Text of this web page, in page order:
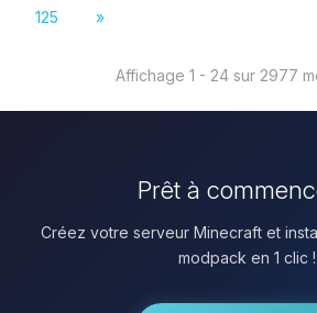
125
»
Affichage 1 - 24 sur 2977
Prêt à
Créez votre serveur Minecraft et
modpack en 1 clic !